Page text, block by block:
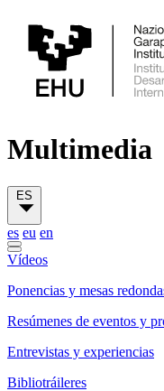
Multimedia
ES
es eu en
Vídeos
Ponencias y mesas
Resúmenes de eventos y
Entrevistas y experiencias
Bibliotráileres